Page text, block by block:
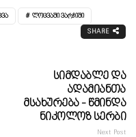
ᲚᲝᲪᲕᲐᲨᲘ ᲕᲐᲠᲯᲘᲨᲘ
SHARE
Სიმდაბლე Და
Ადამიანთა
Მსახურება - Წმინდა
Ნიკოლოზ Სერბი
Next Post